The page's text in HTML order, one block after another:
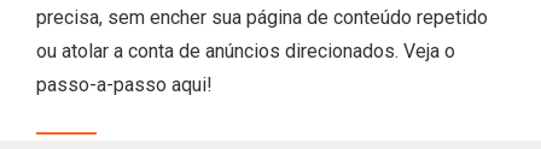
precisa, sem encher sua página de conteúdo repetido
ou atolar a conta de anúncios direcionados. Veja o
passo-a-passo aqui!